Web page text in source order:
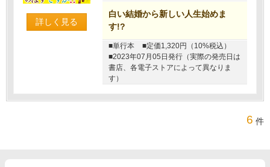
詳しく見る
白い結婚から新しい人生始めま
す!?
■単行本
■定価1,320円（10%税込）
■2023年07月05日発行（実際の発売日は
書店、各電子ストアによって異なりま
す）
6 件